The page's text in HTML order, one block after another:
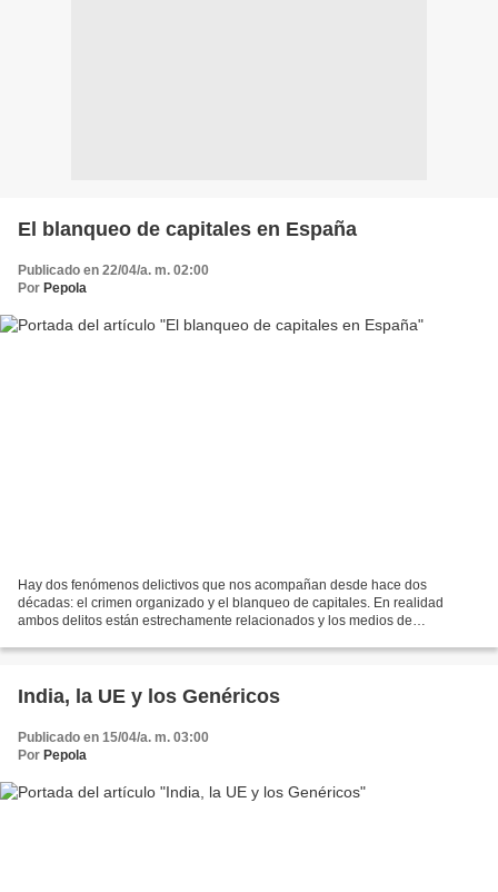
El blanqueo de capitales en España
Publicado en 22/04/a. m. 02:00
Por Pepola
Hay dos fenómenos delictivos que nos acompañan desde hace dos
décadas: el crimen organizado y el blanqueo de capitales. En realidad
ambos delitos están estrechamente relacionados y los medios de
India, la UE y los Genéricos
Publicado en 15/04/a. m. 03:00
Por Pepola